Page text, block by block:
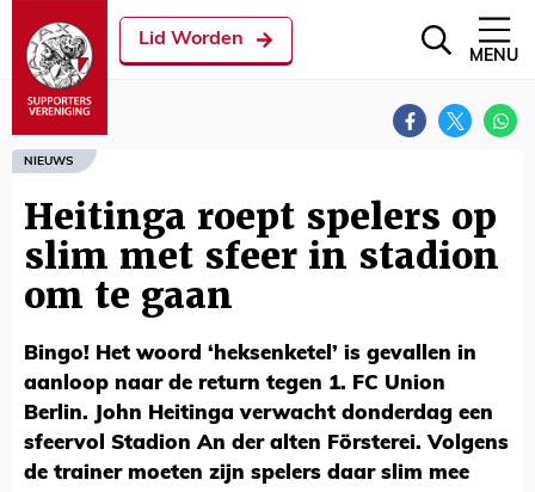
Lid Worden
MENU
NIEUWS
Heitinga roept spelers op
slim met sfeer in stadion
om te gaan
Bingo! Het woord ‘heksenketel’ is gevallen in
aanloop naar de return tegen 1. FC Union
Berlin. John Heitinga verwacht donderdag een
sfeervol Stadion An der alten Försterei. Volgens
de trainer moeten zijn spelers daar slim mee